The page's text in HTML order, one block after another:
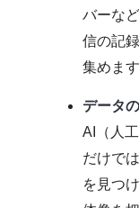
バーな
信の記
集めます
データ
AI（人
だけで
を見つ